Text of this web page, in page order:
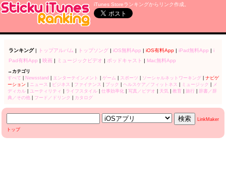
iTunes Storeランキングからリンク作成。
ランキング| トップアルバム | トップソング| iOS無料App | iOS有料App| iPad無料App | i
Pad有料App | 映画| ミュージックビデオ | ポッドキャスト | Mac無料App
→カテゴリ
すべて
Newsstand エンターテインメント ゲーム スポーツ ソーシャルネットワーキング| ナビゲ
ーション
ニュース ビジネス ファイナンス ブック ヘルスケア／フィットネス ミュージック
メ
ディカル| ユーティリティ ライフスタイル| 仕事効率化 写真／ビデオ 天気| 教育| 旅行| 辞書／辞
典／その他
フード／ドリンク カタログ
LinkMaker
トップ